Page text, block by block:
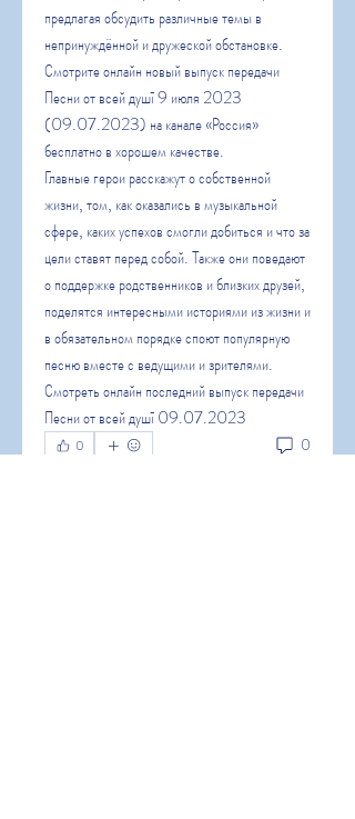
предлагая обсудить различные темы в
непринуждённой и дружеской обстановке.
Смотрите онлайн новый выпуск передачи
Песни от всей душī 9 июля 2023
(09.07.2023) на канале «Россия»
бесплатно в хорошем качестве.
Главные герои расскажут о собственной
жизни, том, как оказались в музыкальной
сфере, каких успехов смогли добиться и что за
цели ставят перед собой. Также они поведают
о поддержке родственников и близких друзей,
поделятся интересными историями из жизни и
в обязательном порядке споют популярную
песню вместе с ведущими и зрителями.
Смотреть онлайн последний выпуск передачи
Песни от всей душī 09.07.2023
0 0